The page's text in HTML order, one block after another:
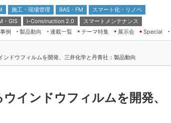
施工・現場管理 BAS・FM
スマート化・リノベ
・GIS i-Construction 2.0
スマートメンテナンス
例 製品動向 連載一覧
テーマ特集
がもたらす建設業界の“ゲー
” Ver.2.0
時代のスマートビル
展示会
第8回 国際 建設・測量展
築・土木・不動産の先端技術展－
Special
ンドウフィルムを開発、三井化学と丹青社：製品動向
インドウフィルムを開発、